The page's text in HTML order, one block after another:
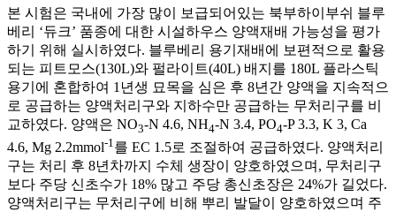
본 시험은 국내에 가장 많이 보급되어있는 북부하이부쉬 블루
베리 ‘듀크’ 품종에 대한 시설하우스 양액재배 가능성을 평가
하기 위해 실시하였다. 블루베리 용기재배에 보편적으로 활용
되는 피트모스(130L)와 펄라이트(40L) 배지를 180L 플라스틱
용기에 혼합하여 1년생 묘목을 심은 후 8년간 양액을 지속적으
로 공급하는 양액처리구와 지하수만 공급하는 무처리구를 비
교하였다. 양액은 NO3-N 4.6, NH4-N 3.4, PO4-P 3.3, K 3, Ca
4.6, Mg 2.2mmol-1 를 EC 1.5로 조절하여 공급하였다. 양액처리
구는 처리 후 8년차까지 수체 생장이 양호하였으며, 무처리구
보다 주당 신초수가 18% 많고 주당 총신초장은 24%가 길었다.
양액처리구는 무처리구에 비해 뿌리 발달이 양호하였으며 주